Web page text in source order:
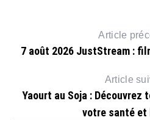
Article
7 août 2026 JustStream :
Article
Yaourt au Soja :
votre santé et